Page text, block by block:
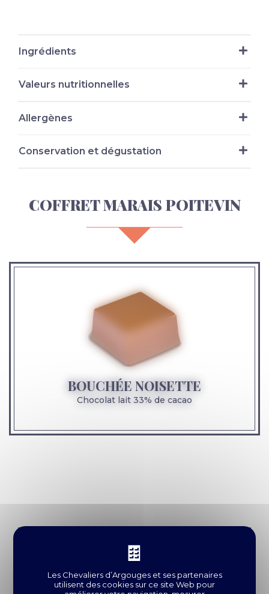
Ingrédients
Valeurs nutritionnelles
Allergènes
Conservation et dégustation
COFFRET MARAIS POITEVIN
BOUCHÉE NOISETTE
Chocolat lait 33% de cacao
Les Chevaliers d’Argouges et ses partenaires
utilisent des cookies sur ce site Web pour